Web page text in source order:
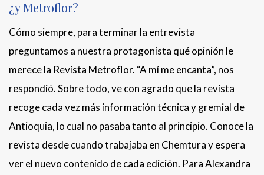
¿y Metroflor?
Cómo siempre, para terminar la entrevista
preguntamos a nuestra protagonista qué opinión le
merece la Revista Metroflor. “A mí me encanta”, nos
respondió. Sobre todo, ve con agrado que la revista
recoge cada vez más información técnica y gremial de
Antioquia, lo cual no pasaba tanto al principio. Conoce la
revista desde cuando trabajaba en Chemtura y espera
ver el nuevo contenido de cada edición. Para Alexandra